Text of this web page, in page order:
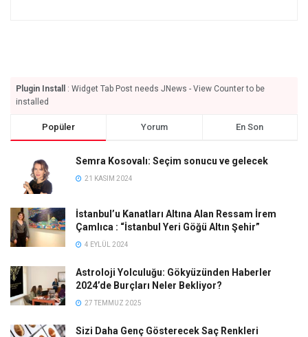
Plugin Install
: Widget Tab Post needs JNews - View Counter to be
installed
Popüler Yorum En Son
Semra Kosovalı: Seçim sonucu ve gelecek
21 KASIM 2024
İstanbul’u Kanatları Altına Alan Ressam İrem
Çamlıca : “İstanbul Yeri Göğü Altın Şehir”
4 EYLÜL 2024
Astroloji Yolculuğu: Gökyüzünden Haberler
2024’de Burçları Neler Bekliyor?
27 TEMMUZ 2025
Sizi Daha Genç Gösterecek Saç Renkleri